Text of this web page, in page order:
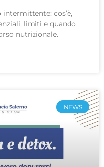
cos’è,
limiti e quando
nutrizionale.
NEWS